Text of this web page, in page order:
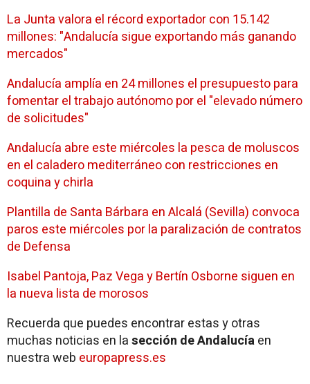
La Junta valora el récord exportador con 15.142
millones: "Andalucía sigue exportando más ganando
mercados"
Andalucía amplía en 24 millones el presupuesto para
fomentar el trabajo autónomo por el "elevado número
de solicitudes"
Andalucía abre este miércoles la pesca de moluscos
en el caladero mediterráneo con restricciones en
coquina y chirla
Plantilla de Santa Bárbara en Alcalá (Sevilla) convoca
paros este miércoles por la paralización de contratos
de Defensa
Isabel Pantoja, Paz Vega y Bertín Osborne siguen en
la nueva lista de morosos
Recuerda que puedes encontrar estas y otras
muchas noticias en lasección de Andalucíaen
nuestra web europapress.es